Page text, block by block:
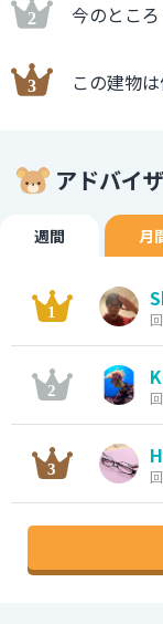
今のとこ
この建物
アドバイ
週間 月